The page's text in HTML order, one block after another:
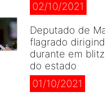
02/10/2021
Deputado de
flagrado
durante em
do estado
01/10/2021